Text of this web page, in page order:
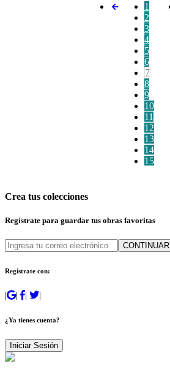
1
2
3
4
5
6
7
8
9
10
11
12
13
14
15
Crea tus colecciones
Regístrate para guardar tus obras favoritas
CONTINUAR
Regístrate con:
| | | |
¿Ya tienes cuenta?
Iniciar Sesión